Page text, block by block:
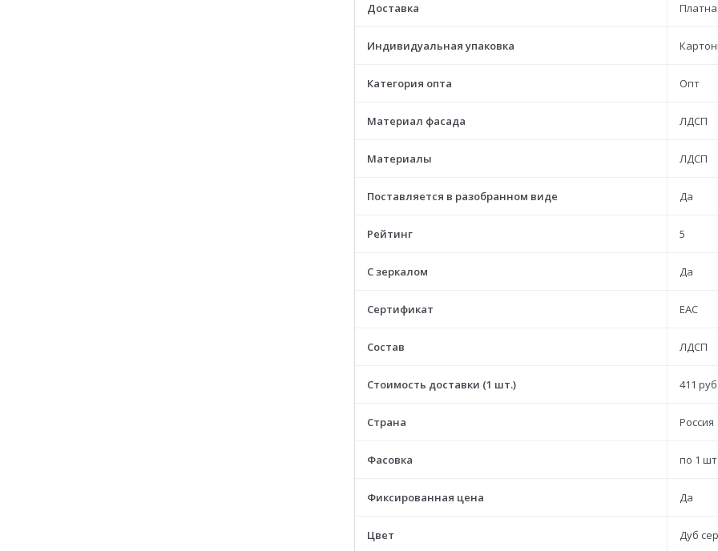
Доставка
Индивидуальная упаковка
Категория опта Опт
Материал фасада ЛДСП
Материалы ЛДСП
Поставляется в разобранном виде Да
Рейтинг 5
С зеркалом Да
Сертификат ЕАС
Состав ЛДСП
Стоимость доставки (1 шт.) 411
Страна Россия
Фасовка по 1 шт
Фиксированная цена Да
Цвет Дуб